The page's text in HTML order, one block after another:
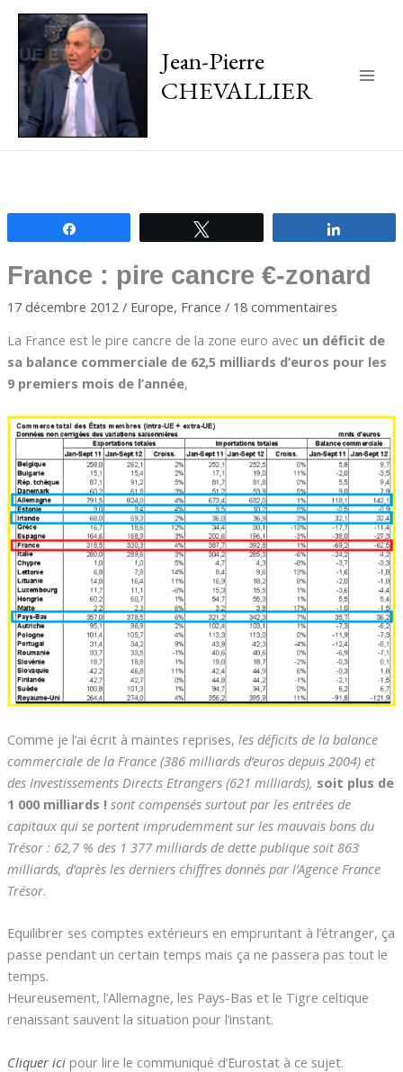
Jean-Pierre
CHEVALLIER
France : pire cancre €-zonard
17 décembre 2012 / Europe, France / 18 commentaires
La France est le pire cancre de la zone euro avec un déficit de
sa balance commerciale de 62,5 milliards d’euros pour les
9 premiers mois de l’année,
Comme je l’ai écrit à maintes reprises, les déficits de la balance
commerciale de la France (386 milliards d’euros depuis 2004) et
des Investissements Directs Etrangers (621 milliards), soit plus de
1 000 milliards ! sont compensés surtout par les entrées de
capitaux qui se portent imprudemment sur les mauvais bons du
Trésor : 62,7 % des 1 377 milliards de dette publique soit 863
milliards, d’après les derniers chiffres donnés par l’Agence France
Trésor.
Equilibrer ses comptes extérieurs en empruntant à l’étranger, ça
passe pendant un certain temps mais ça ne passera pas tout le
temps.
Heureusement, l’Allemagne, les Pays-Bas et le Tigre celtique
renaissant sauvent la situation pour l’instant.
Cliquer ici pour lire le communiqué d’Eurostat à ce sujet.